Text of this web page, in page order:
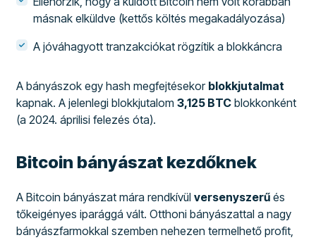
másnak elküldve (kettős költés megakadályozása)
A jóváhagyott tranzakciókat rögzítik a blokkáncra
A bányászok egy hash megfejtésekor blokkjutalmat
kapnak. A jelenlegi blokkjutalom3,125 BTC blokkonként
(a 2024. áprilisi felezés óta).
Bitcoin bányászat kezdőknek
A Bitcoin bányászat mára rendkívülversenyszerű és
tőkeigényes iparággá vált. Otthoni bányászattal a nagy
bányászfarmokkal szemben nehezen termelhető profit,